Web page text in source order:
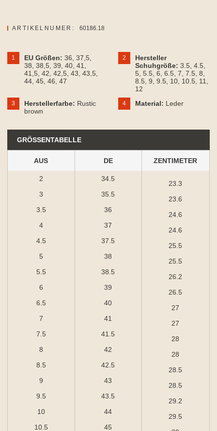
ARTIKELNUMER: 60186.18
1 EU Größen: 36 , 37,5
38 , 38,5 , 39 , 40 , 41
41,5 , 42 , 42,5 , 43 , 43,5
44 , 45 , 46 , 47
2
Hersteller
Schuhgröße: 3.5 , 4.5
5 , 5.5 , 6 , 6.5 , 7 , 7.5 , 8
8.5 , 9 , 9.5 , 10 , 10.5 , 11
12
3 Herstellerfarbe: Rustic
brown
4 Material: Leder
GRÖSSENTABELLE
AUS
2
3
3.5
4
4.5
5
5.5
6
6.5
7
7.5
8
8.5
9
9.5
10
10.5
DE
34.5
35.5
36
37
37.5
38
38.5
39
40
41
41.5
42
42.5
43
43.5
44
45
ZENTIMETER
23.3
23.6
24.6
24.6
25.5
25.5
26.2
26.5
27
27
28
28
28.5
28.5
29.2
29.5